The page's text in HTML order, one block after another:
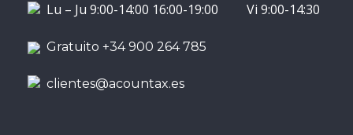
Lu – Ju 9:00-14:00 16:00-19:00 Vi 9:00-14:30
Gratuito +34 900 264 785
clientes@acountax.es